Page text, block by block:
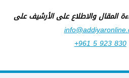
المقال والاطلاع على الأرشيف على
+961 5 923 830